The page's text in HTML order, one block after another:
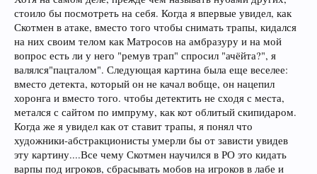
стоило бы посмотреть на себя. Когда я впервые увидел, как
Скотмен в атаке, вместо того чтобы снимать трапы, кидался
на них своим телом как Матросов на амбразуру и на мой
вопрос есть ли у него "ремув трап" спросил "ачёйта?", я
валялся"пацталом". Следующая картина была еще веселее:
вместо детекта, который он не качал вобще, он нацепил
хоронга и вместо того. чтобы детектить не сходя с места,
метался с сайтом по импруму, как кот облитый скипидаром.
Когда же я увидел как от ставит трапы, я понял что
художники-абстракционисты умерли бы от зависти увидев
эту картину....Все чему Скотмен научился в РО это кидать
варпы под игроков, сбрасывать мобов на игроков в лабе и